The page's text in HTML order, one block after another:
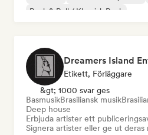
Rock & Roll / Klassisk Rock
Dreamers Island
Etikett, Förläggare
&gt; 1000 svar ges
BasmusikBrasiliansk musik
Deep house
Erbjuda artister ett
Signera artister eller ge ut deras